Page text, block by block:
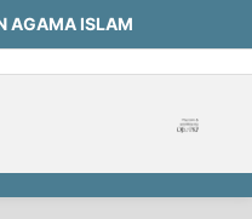
AGAMA ISLAM